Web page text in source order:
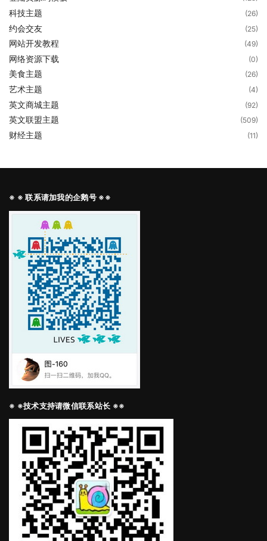
科技主题 (26)
约会交友 (25)
网站开发教程 (49)
网络资源下载 (0)
美食主题 (26)
艺术主题 (4)
英文商城主题 (92)
英文联盟主题 (509)
财经主题 (11)
※ ※ 联系请加我的企鹅号 ※※
※ ※技术支持请微信联系站长 ※※